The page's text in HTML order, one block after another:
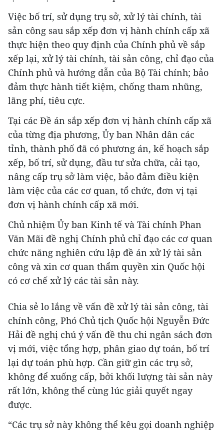
Việc bố trí, sử dụng trụ sở, xử lý tài chính, tài
sản công sau sắp xếp đơn vị hành chính cấp xã
thực hiện theo quy định của Chính phủ về sắp
xếp lại, xử lý tài chính, tài sản công, chỉ đạo của
Chính phủ và hướng dẫn của Bộ Tài chính; bảo
đảm thực hành tiết kiệm, chống tham nhũng,
lãng phí, tiêu cực.
Tại các Đề án sắp xếp đơn vị hành chính cấp xã
của từng địa phương, Ủy ban Nhân dân các
tỉnh, thành phố đã có phương án, kế hoạch sắp
xếp, bố trí, sử dụng, đầu tư sửa chữa, cải tạo,
nâng cấp trụ sở làm việc, bảo đảm điều kiện
làm việc của các cơ quan, tổ chức, đơn vị tại
đơn vị hành chính cấp xã mới.
Chủ nhiệm Ủy ban Kinh tế và Tài chính Phan
Văn Mãi đề nghị Chính phủ chỉ đạo các cơ quan
chức năng nghiên cứu lập đề án xử lý tài sản
công và xin cơ quan thẩm quyền xin Quốc hội
có cơ chế xử lý các tài sản này.
Chia sẻ lo lắng về vấn đề xử lý tài sản công, tài
chính công, Phó Chủ tịch Quốc hội Nguyễn Đức
Hải đề nghị chú ý vấn đề thu chi ngân sách đơn
vị mới, việc tổng hợp, phân giao dự toán, bố trí
lại dự toán phù hợp. Cần giữ gìn các trụ sở,
không để xuống cấp, bởi khối lượng tài sản này
rất lớn, không thể cùng lúc giải quyết ngay
được.
“Các trụ sở này không thể kêu gọi doanh nghiệp